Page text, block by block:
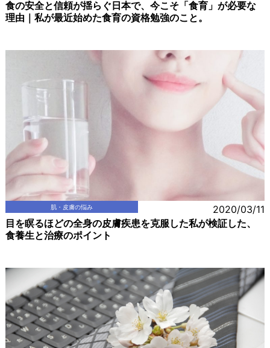
食の安全と信頼が揺らぐ日本で、今こそ「食育」が必要な
理由｜私が最近始めた食育の資格勉強のこと。
肌・皮膚の悩み 2020/03/11
目を瞑るほどの全身の皮膚疾患を克服した私が検証した、
食養生と治療のポイント